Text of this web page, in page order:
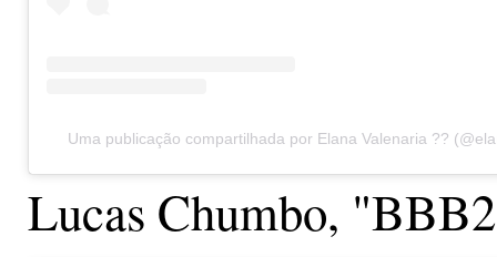
Uma publicação compartilhada por Elana Valenaria ??
Lucas Chumbo,